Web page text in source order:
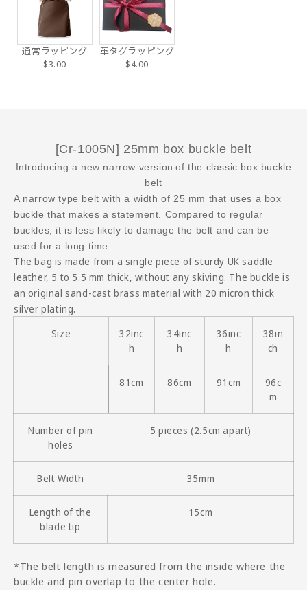
通常ラッピング
$3.00
革タグラッピング
$4.00
[Cr-1005N] 25mm box buckle belt
Introducing a new narrow version of the classic box buckle
belt
A narrow type belt with a width of 25 mm that uses a box
buckle that makes a statement. Compared to regular
buckles, it is less likely to damage the belt and can be
used for a long time.
The bag is made from a single piece of sturdy UK saddle
leather, 5 to 5.5 mm thick, without any skiving. The buckle is
an original sand-cast brass material with 20 micron thick
silver plating.
Size
32inc
h
34inc
h
36inc
h
38in
ch
81cm 86cm 91cm
96c
m
Number of pin
holes
5 pieces (2.5cm apart)
Belt Width 35mm
Length of the
blade tip
15cm
*The belt length is measured from the inside where the
buckle and pin overlap to the center hole.